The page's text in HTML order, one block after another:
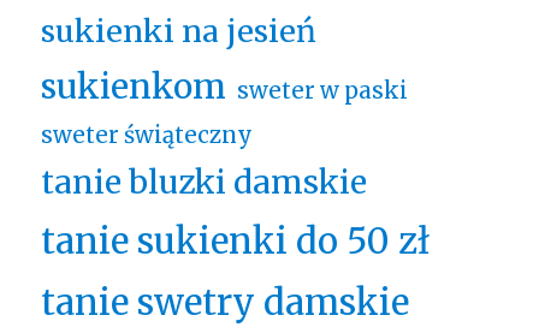
sukienki na jesień
sukienkom sweter w paski
sweter świąteczny
tanie bluzki damskie
tanie sukienki do 50 zł
tanie swetry damskie